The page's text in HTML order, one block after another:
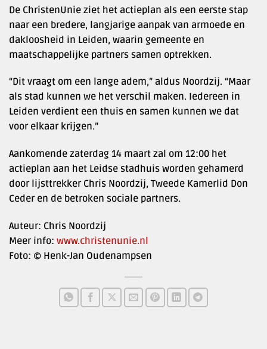
De ChristenUnie ziet het actieplan als een eerste stap
naar een bredere, langjarige aanpak van armoede en
dakloosheid in Leiden, waarin gemeente en
maatschappelijke partners samen optrekken.
“Dit vraagt om een lange adem,” aldus Noordzij. “Maar
als stad kunnen we het verschil maken. Iedereen in
Leiden verdient een thuis en samen kunnen we dat
voor elkaar krijgen.”
Aankomende zaterdag 14 maart zal om 12:00 het
actieplan aan het Leidse stadhuis worden gehamerd
door lijsttrekker Chris Noordzij, Tweede Kamerlid Don
Ceder en de betroken sociale partners.
Auteur: Chris Noordzij
Meer info: www.christenunie.nl
Foto: © Henk-Jan Oudenampsen